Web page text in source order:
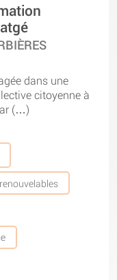
dans une
citoyenne à
(…)